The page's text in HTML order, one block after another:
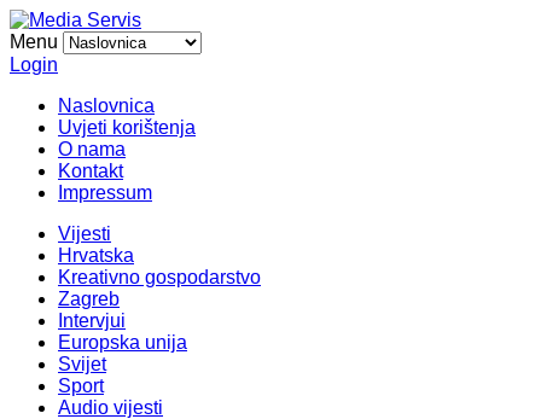
Menu
Login
Naslovnica
Uvjeti korištenja
O nama
Kontakt
Impressum
Vijesti
Hrvatska
Kreativno gospodarstvo
Zagreb
Intervjui
Europska unija
Svijet
Sport
Audio vijesti